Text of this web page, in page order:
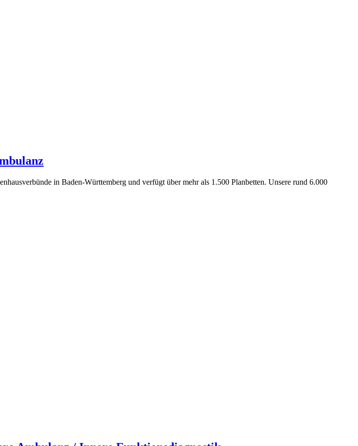
in Baden-Württemberg und verfügt über mehr als 1.500 Planbetten. Unsere rund 6.000